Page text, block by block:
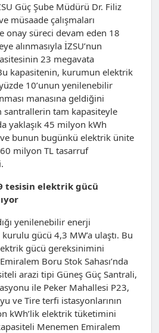
Güç Şube Müdürü Dr. Filiz
müsaade çalışmaları
onay süreci devam eden 18
alınmasıyla İZSU’nun
23 megavata
kapasitenin, kurumun elektrik
10’unun yenilenebilir
manasına geldiğini
santrallerin tam kapasiteyle
yaklaşık 45 milyon kWh
bunun bugünkü elektrik ünite
milyon TL tasarruf
tesisin elektrik gücü
yenilenebilir enerji
gücü 4,3 MW’a ulaştı. Bu
gücü gereksinimini
Boru Stok Sahası’nda
arazi tipi Güneş Güç Santrali,
ile Peker Mahallesi P23,
ve Tire terfi istasyonlarının
kWh’lik elektrik tüketimini
Menemen Emiralem